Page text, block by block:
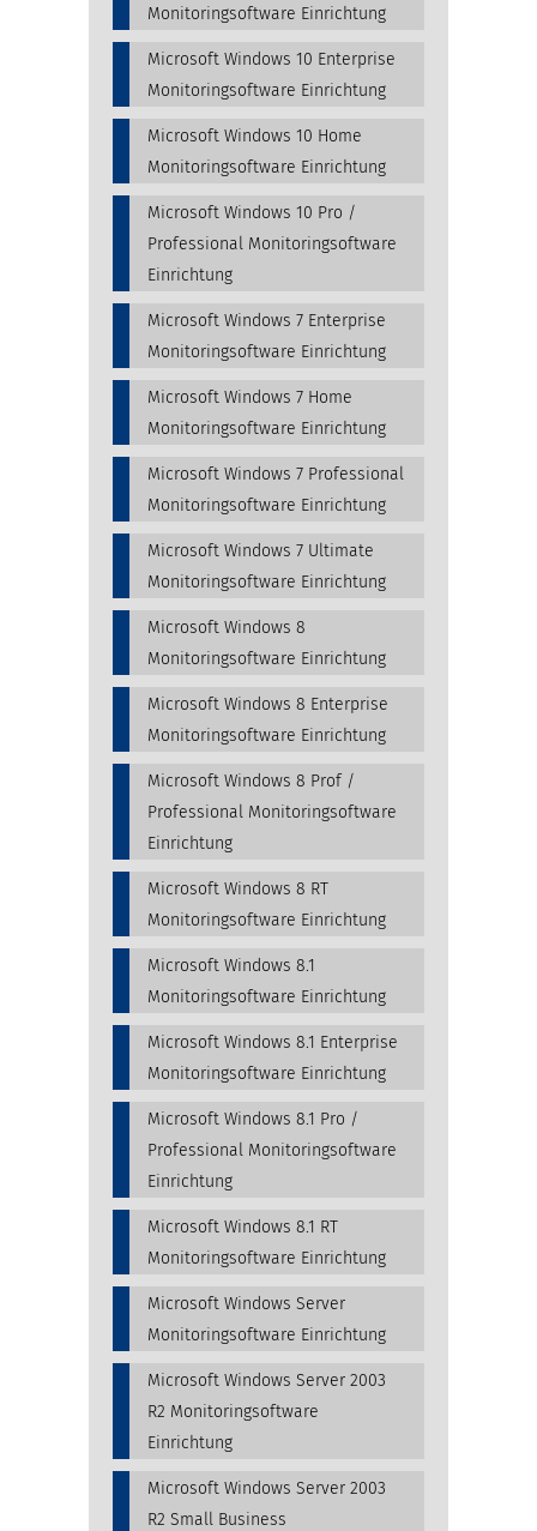
Monitoringsoftware Einrichtung
Microsoft Windows 10 Enterprise
Monitoringsoftware Einrichtung
Microsoft Windows 10 Home
Monitoringsoftware Einrichtung
Microsoft Windows 10 Pro /
Professional Monitoringsoftware
Einrichtung
Microsoft Windows 7 Enterprise
Monitoringsoftware Einrichtung
Microsoft Windows 7 Home
Monitoringsoftware Einrichtung
Microsoft Windows 7 Professional
Monitoringsoftware Einrichtung
Microsoft Windows 7 Ultimate
Monitoringsoftware Einrichtung
Microsoft Windows 8
Monitoringsoftware Einrichtung
Microsoft Windows 8 Enterprise
Monitoringsoftware Einrichtung
Microsoft Windows 8 Prof /
Professional Monitoringsoftware
Einrichtung
Microsoft Windows 8 RT
Monitoringsoftware Einrichtung
Microsoft Windows 8.1
Monitoringsoftware Einrichtung
Microsoft Windows 8.1 Enterprise
Monitoringsoftware Einrichtung
Microsoft Windows 8.1 Pro /
Professional Monitoringsoftware
Einrichtung
Microsoft Windows 8.1 RT
Monitoringsoftware Einrichtung
Microsoft Windows Server
Monitoringsoftware Einrichtung
Microsoft Windows Server 2003
R2 Monitoringsoftware
Einrichtung
Microsoft Windows Server 2003
R2 Small Business